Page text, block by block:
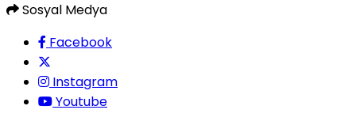
Sosyal Medya
Facebook
Instagram
Youtube